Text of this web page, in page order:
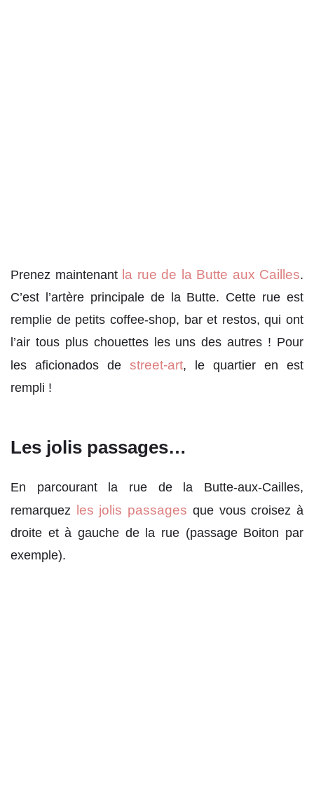
Prenez maintenant la rue de la Butte aux Cailles.
C’est l’artère principale de la Butte. Cette rue est
remplie de petits coffee-shop, bar et restos, qui ont
l’air tous plus chouettes les uns des autres ! Pour
les aficionados de street-art, le quartier en est
rempli !
Les jolis passages…
En parcourant la rue de la Butte-aux-Cailles,
remarquez les jolis passages que vous croisez à
droite et à gauche de la rue (passage Boiton par
exemple).